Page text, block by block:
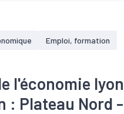
Emploi, formation
l'économie
: Plateau Nord